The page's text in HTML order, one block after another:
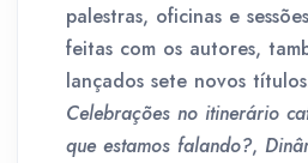
palestras, oficinas e
feitas com os autores,
lançados sete novos
Celebrações no itinerário
que estamos falando?,